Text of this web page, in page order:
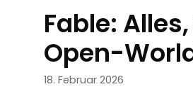
Fable:
Open-
18. Februar 2026